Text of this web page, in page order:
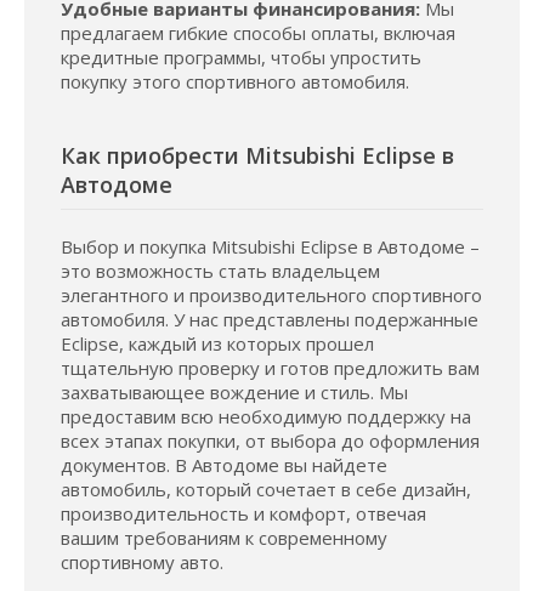
Удобные варианты финансирования: Мы
предлагаем гибкие способы оплаты, включая
кредитные программы, чтобы упростить
покупку этого спортивного автомобиля.
Как приобрести Mitsubishi Eclipse в
Автодоме
Выбор и покупка Mitsubishi Eclipse в Автодоме –
это возможность стать владельцем
элегантного и производительного спортивного
автомобиля. У нас представлены подержанные
Eclipse, каждый из которых прошел
тщательную проверку и готов предложить вам
захватывающее вождение и стиль. Мы
предоставим всю необходимую поддержку на
всех этапах покупки, от выбора до оформления
документов. В Автодоме вы найдете
автомобиль, который сочетает в себе дизайн,
производительность и комфорт, отвечая
вашим требованиям к современному
спортивному авто.